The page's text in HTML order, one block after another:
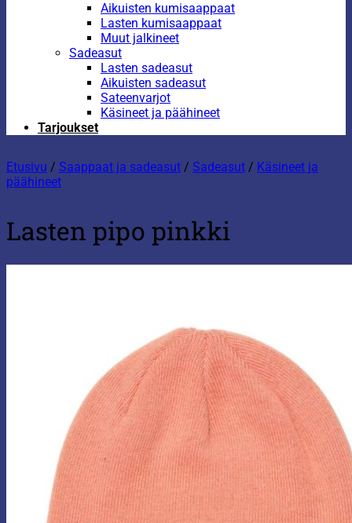
Aikuisten kumisaappaat
Lasten kumisaappaat
Muut jalkineet
Sadeasut
Lasten sadeasut
Aikuisten sadeasut
Sateenvarjot
Käsineet ja päähineet
Tarjoukset
Etusivu / Saappaat ja sadeasut / Sadeasut / Käsineet ja
päähineet
Lasten pipo pinkki